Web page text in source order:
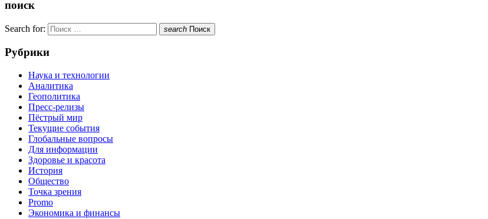
поиск
Search for: search Поиск
Рубрики
Наука и технологии
Аналитика
Геополитика
Пресс-релизы
Пёстрый мир
Текущие события
Глобальные вопросы
Для информации
Здоровье и красота
История
Общество
Точка зрения
Promo
Экономика и финансы